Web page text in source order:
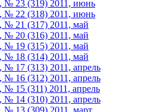
№ 23 (319) 2011, июнь
№ 22 (318) 2011, июнь
№ 21 (317) 2011, май
№ 20 (316) 2011, май
№ 19 (315) 2011, май
№ 18 (314) 2011, май
№ 17 (313) 2011, апрель
№ 16 (312) 2011, апрель
№ 15 (311) 2011, апрель
№ 14 (310) 2011, апрель
№ 13 (309) 2011, март